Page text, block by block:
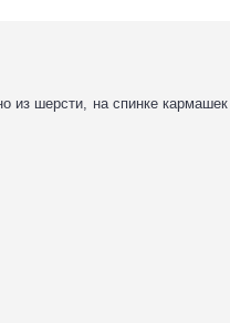
шерсти, на спинке